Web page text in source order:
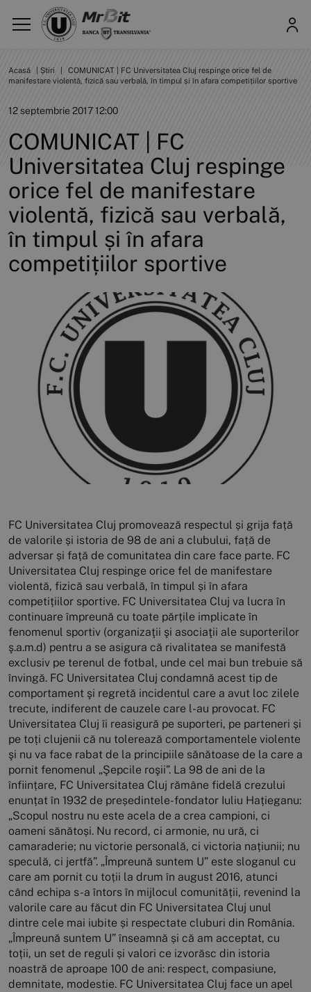
Acasă Știri
COMUNICAT | FC Universitatea Cluj respinge orice fel de
manifestare violentă, fizică sau verbală, în timpul și în afara competițiilor sportive
12 septembrie 2017 12:00
COMUNICAT | FC
Universitatea Cluj respinge
orice fel de manifestare
violentă, fizică sau verbală,
în timpul și în afara
competițiilor sportive
FC Universitatea Cluj promovează respectul și grija față
de valorile și istoria de 98 de ani a clubului, față de
adversar și față de comunitatea din care face parte. FC
Universitatea Cluj respinge orice fel de manifestare
violentă, fizică sau verbală, în timpul și în afara
competițiilor sportive. FC Universitatea Cluj va lucra în
continuare împreună cu toate părțile implicate în
fenomenul sportiv (organizaţii şi asociaţii ale suporterilor
ş.a.m.d) pentru a se asigura că rivalitatea se manifestă
exclusiv pe terenul de fotbal, unde cel mai bun trebuie să
învingă. FC Universitatea Cluj condamnă acest tip de
comportament şi regretă incidentul care a avut loc zilele
trecute, indiferent de cauzele care l-au provocat. FC
Universitatea Cluj îi reasigură pe suporteri, pe parteneri și
pe toți clujenii că nu tolerează comportamentele violente
şi nu va face rabat de la principiile sănătoase de la care a
pornit fenomenul „Şepcile roşii”. La 98 de ani de la
înființare, FC Universitatea Cluj rămâne fidelă crezului
enunțat în 1932 de președintele-fondator Iuliu Hațieganu:
„Scopul nostru nu este acela de a crea campioni, ci
oameni sănătoși. Nu record, ci armonie, nu ură, ci
camaraderie; nu victorie personală, ci victoria națiunii; nu
speculă, ci jertfă”. „Împreună suntem U” este sloganul cu
care am pornit cu toții la drum în august 2016, atunci
când echipa s-a întors în mijlocul comunității, revenind la
valorile care au făcut din FC Universitatea Cluj unul
dintre cele mai iubite și respectate cluburi din România.
„Împreună suntem U” înseamnă și că am acceptat, cu
toții, un set de reguli și valori ce izvorăsc din istoria
noastră de aproape 100 de ani: respect, compasiune,
demnitate, modestie. FC Universitatea Cluj face un apel